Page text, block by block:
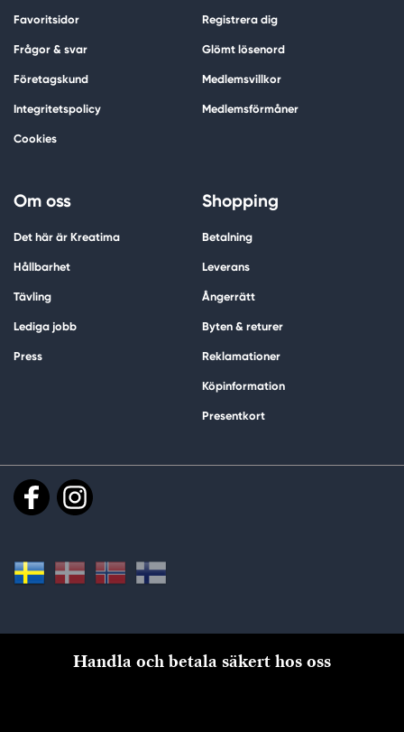
Favoritsidor
Frågor & svar
Företagskund
Integritetspolicy
Cookies
Registrera dig
Glömt lösenord
Medlemsvillkor
Medlemsförmåner
Om oss
Det här är Kreatima
Hållbarhet
Tävling
Lediga jobb
Press
Shopping
Betalning
Leverans
Ångerrätt
Byten & returer
Reklamationer
Köpinformation
Presentkort
Handla och betala säkert hos oss